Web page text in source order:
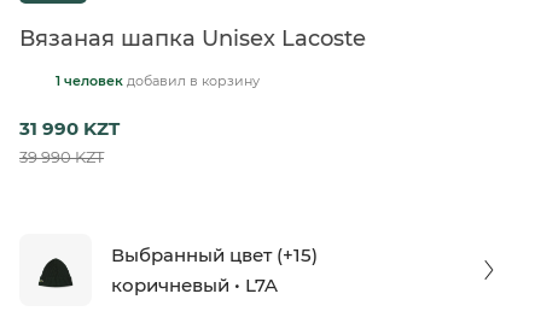
Вязаная шапка Unisex Lacoste
1 человек добавил в корзину
31 990 KZT
39 990 KZT
Выбранный цвет (+15)
коричневый • L7A